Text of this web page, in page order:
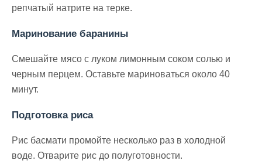
репчатый натрите на терке.
Маринование баранины
Смешайте мясо с луком лимонным соком солью и
черным перцем. Оставьте мариноваться около 40
минут.
Подготовка риса
Рис басмати промойте несколько раз в холодной
воде. Отварите рис до полуготовности.